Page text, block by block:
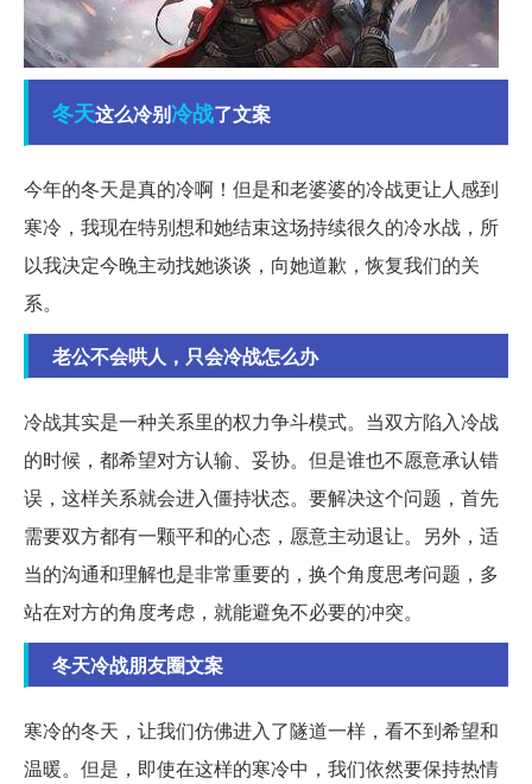
冬天这么冷别冷战了文案
今年的冬天是真的冷啊！但是和老婆婆的冷战更让人感到
寒冷，我现在特别想和她结束这场持续很久的冷水战，所
以我决定今晚主动找她谈谈，向她道歉，恢复我们的关
系。
老公不会哄人，只会冷战怎么办
冷战其实是一种关系里的权力争斗模式。当双方陷入冷战
的时候，都希望对方认输、妥协。但是谁也不愿意承认错
误，这样关系就会进入僵持状态。要解决这个问题，首先
需要双方都有一颗平和的心态，愿意主动退让。另外，适
当的沟通和理解也是非常重要的，换个角度思考问题，多
站在对方的角度考虑，就能避免不必要的冲突。
冬天冷战朋友圈文案
寒冷的冬天，让我们仿佛进入了隧道一样，看不到希望和
温暖。但是，即使在这样的寒冷中，我们依然要保持热情